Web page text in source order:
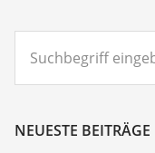
eingeben...
NEUESTE BEITRÄGE